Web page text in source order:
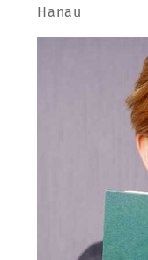
Hanau